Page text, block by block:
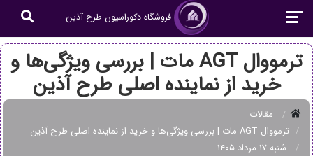
فروشگاه دکوراسیون طرح آذین
ترمووال AGT مات | بررسی ویژگی‌ها و
خرید از نماینده اصلی طرح آذین
مقالات
ترمووال AGT مات | بررسی ویژگی‌ها و خرید از نماینده اصلی طرح آذین
شنبه ۱۷ مرداد ۱۴۰۵